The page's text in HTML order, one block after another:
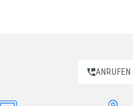
ANRUFEN